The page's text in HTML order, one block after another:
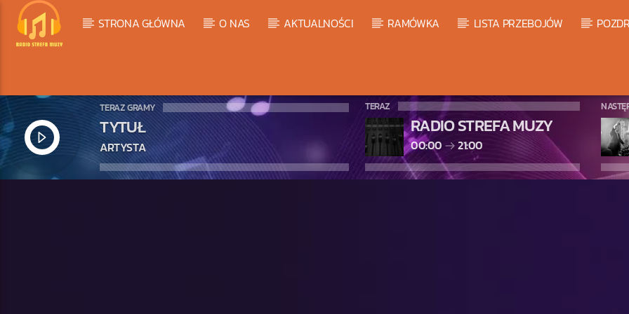
STRONA GŁÓWNA O NAS AKTUALNOŚCI RAMÓWKA LISTA PRZEBOJÓW
TERAZ GRAMY
TYTUŁ
ARTYSTA
TERAZ
RADIO STREFA MUZY
00:00 21:00